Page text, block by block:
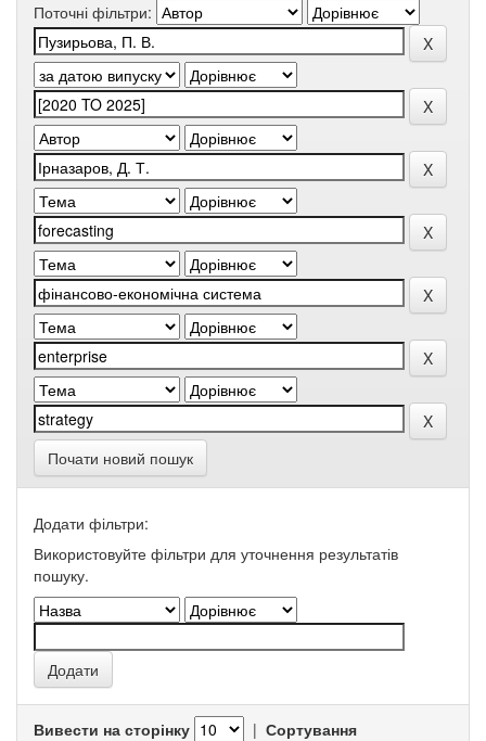
Поточні фільтри:
Почати новий пошук
Додати фільтри:
Використовуйте фільтри для уточнення результатів
пошуку.
Вивести на сторінку | Сортування